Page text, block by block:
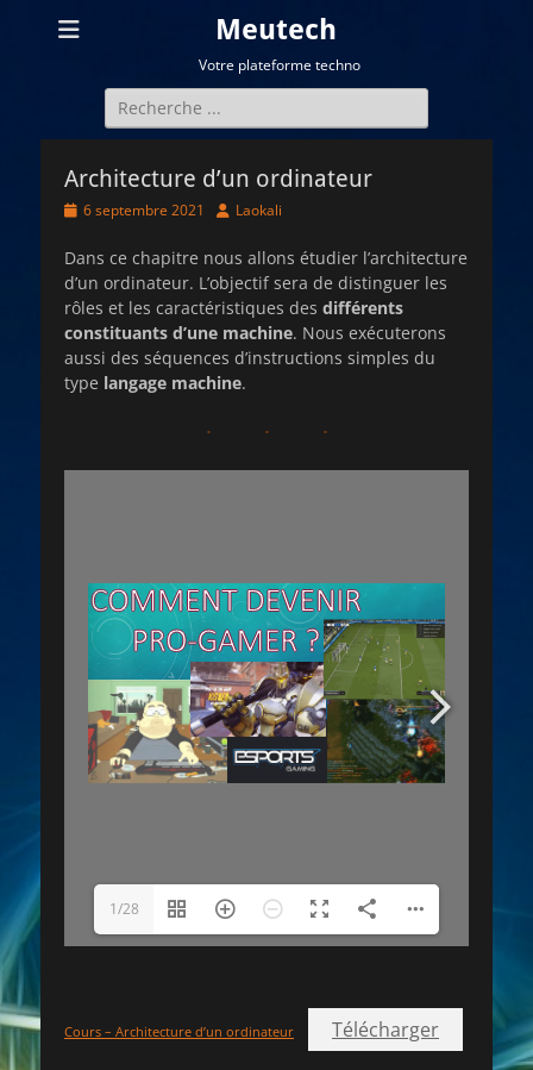
Meutech
Votre plateforme techno
Rechercher :
Architecture d’un ordinateur
Posted
6 septembre 2021 AuthorLaokali
Dans ce chapitre nous allons étudier l’architecture
d’un ordinateur. L’objectif sera de distinguer les
rôles et les caractéristiques des différents
constituants d’une machine. Nous exécuterons
aussi des séquences d’instructions simples du
type langage machine.
1/28
Cours – Architecture d’un ordinateur Télécharger